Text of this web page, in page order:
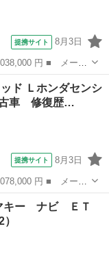
提携サイト 8月3日
ード名： ＲＳ フ
アロ☆無限ドアバイ
ド Ｌホンダセンシ
車 修復歴…
提携サイト 8月3日
ッド ■ グレード
車 修復歴なし Ｈ
キー ナビ ＥＴ